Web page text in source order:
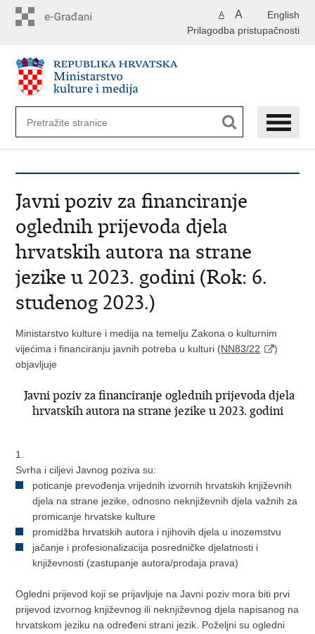
English
A A
Prilagodba pristupačnosti
Javni poziv za financiranje
oglednih prijevoda djela
hrvatskih autora na strane
jezike u 2023. godini (Rok: 6.
studenog 2023.)
Ministarstvo kulture i medija na temelju Zakona o kulturnim
vijećima i financiranju javnih potreba u kulturi (NN83/22
)
objavljuje
Javni poziv za financiranje oglednih prijevoda djela
hrvatskih autora na strane jezike u 2023. godini
1.
Svrha i ciljevi Javnog poziva su:
poticanje prevođenja vrijednih izvornih hrvatskih književnih
djela na strane jezike, odnosno neknjiževnih djela važnih za
promicanje hrvatske kulture
promidžba hrvatskih autora i njihovih djela u inozemstvu
jačanje i profesionalizacija posredničke djelatnosti i
književnosti (zastupanje autora/prodaja prava)
Ogledni prijevod koji se prijavljuje na Javni poziv mora biti prvi
prijevod izvornog književnog ili neknjiževnog djela napisanog na
hrvatskom jeziku na određeni strani jezik. Poželjni su ogledni